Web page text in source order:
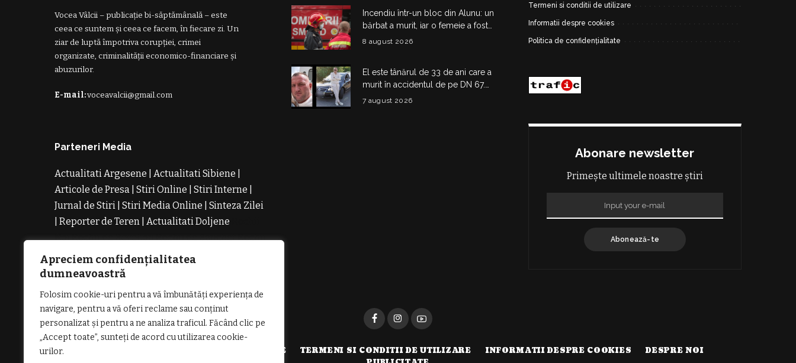
Apreciem confidențialitatea
dumneavoastră
Folosim cookie-uri pentru a vă îmbunătăți experiența de
navigare, pentru a vă oferi reclame sau conținut
personalizat și pentru a ne analiza traficul. Făcând clic pe
„Accept toate”, sunteți de acord cu utilizarea cookie-
urilor.
Vocea Vâlcii – publicație bi-săptămânală – este
ceea ce suntem și ceea ce facem, în fiecare zi. Un
ziar de luptă împotriva corupției, crimei
organizate, criminalității economico-financiare și
abuzurilor.
E-mail:voceavalcii@gmail.com
Parteneri Media
Actualitati Argesene Actualitati Sibiene
Articole de Presa
Stiri Online Stiri Interne
Jurnal de Stiri
Stiri Media Online
Sinteza Zilei
Reporter de Teren Actualitati Doljene
NoiRochii de RevelionRochii de BanchetRochii
de Cununie
Magazin de Rochii
Comanda Rochii de Seara
Incendiu într-un bloc din Alunu: un
bărbat a murit, iar o femeie a fost
salvată din apartamentul cuprins de
8 august 2026
El este tânărul de 33 de ani care a
murit în accidentul de pe DN 67.
Dragoș Mihail lasă în urmă o fetiță
7 august 2026
Termeni si conditii de utilizare
Informatii despre cookies
Politica de confidențialitate
Abonare newsletter
Primește ultimele noastre știri
Abonează-te
GDPR: POLITICA DE CONFIDENȚIALITATE TERMENI SI CONDITII DE UTILIZARE INFORMATII DESPRE COOKIES
DESPRE NOI